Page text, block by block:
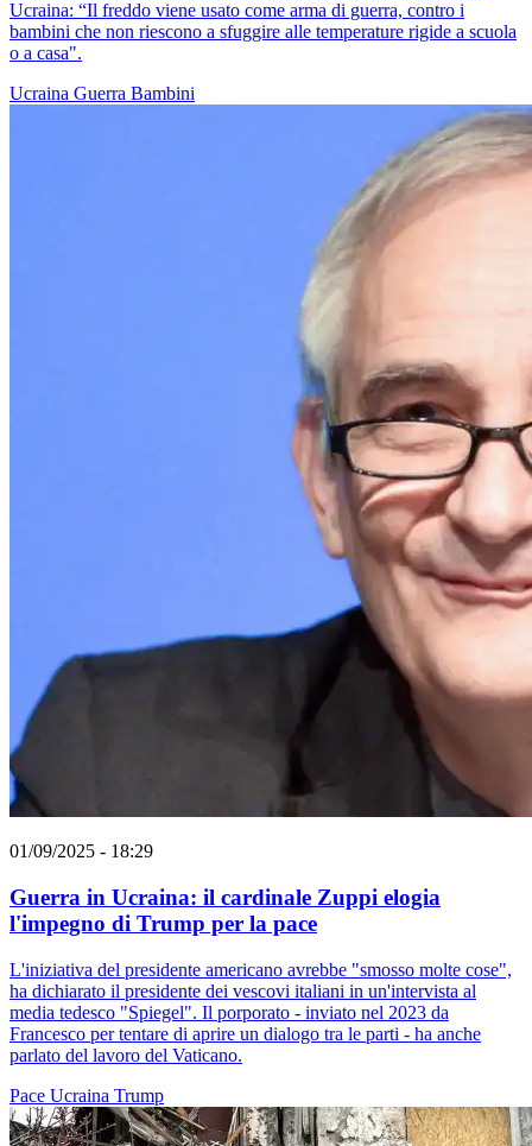
Ucraina: “Il freddo viene usato come arma di guerra, contro i
bambini che non riescono a sfuggire alle temperature rigide a scuola
o a casa".
Ucraina Guerra Bambini
01/09/2025 - 18:29
Guerra in Ucraina: il cardinale Zuppi elogia
l'impegno di Trump per la pace
L'iniziativa del presidente americano avrebbe "smosso molte cose",
ha dichiarato il presidente dei vescovi italiani in un'intervista al
media tedesco "Spiegel". Il porporato - inviato nel 2023 da
Francesco per tentare di aprire un dialogo tra le parti - ha anche
parlato del lavoro del Vaticano.
Pace Ucraina Trump